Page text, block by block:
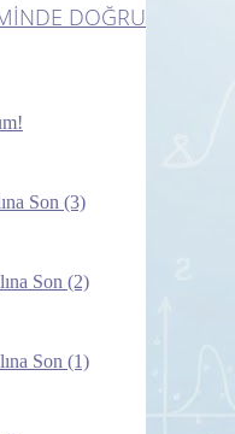
DOĞRU
Son (3)
Son (2)
Son (1)